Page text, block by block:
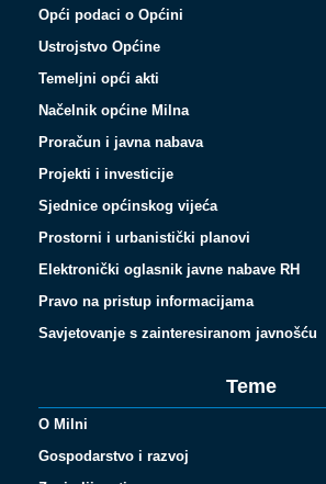
Opći podaci o Općini
Ustrojstvo Općine
Temeljni opći akti
Načelnik općine Milna
Proračun i javna nabava
Projekti i investicije
Sjednice općinskog vijeća
Prostorni i urbanistički planovi
Elektronički oglasnik javne nabave RH
Pravo na pristup informacijama
Savjetovanje s zainteresiranom javnošću
Teme
O Milni
Gospodarstvo i razvoj